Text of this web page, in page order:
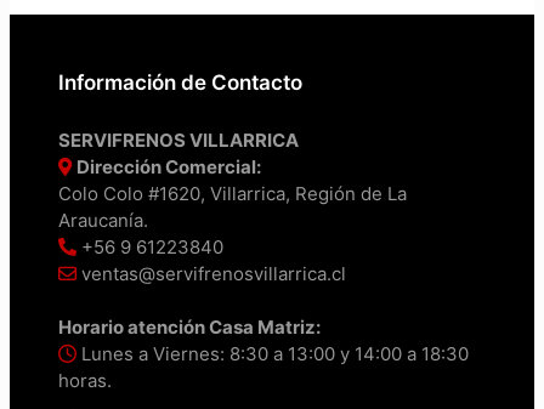
Información de Contacto
SERVIFRENOS VILLARRICA
Dirección Comercial:
Colo Colo #1620, Villarrica, Región de La
Araucanía.
+56 9 61223840
ventas@servifrenosvillarrica.cl
Horario atención Casa Matriz:
Lunes a Viernes: 8:30 a 13:00 y 14:00 a 18:30
horas.